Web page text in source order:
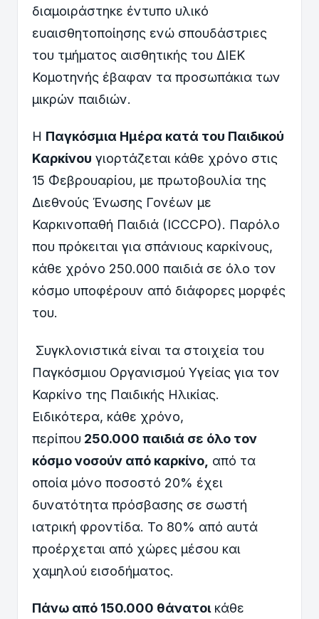
διαμοιράστηκε έντυπο υλικό
ευαισθητοποίησης ενώ σπουδάστριες
του τμήματος αισθητικής του ΔΙΕΚ
Κομοτηνής έβαφαν τα προσωπάκια των
μικρών παιδιών.
H Παγκόσμια Ημέρα κατά του Παιδικού
Καρκίνου γιορτάζεται κάθε χρόνο στις
15 Φεβρουαρίου, με πρωτοβουλία της
Διεθνούς Ένωσης Γονέων με
Καρκινοπαθή Παιδιά (ICCCPO). Παρόλο
που πρόκειται για σπάνιους καρκίνους,
κάθε χρόνο 250.000 παιδιά σε όλο τον
κόσμο υποφέρουν από διάφορες μορφές
του.
Συγκλονιστικά είναι τα στοιχεία του
Παγκόσμιου Οργανισμού Υγείας για τον
Καρκίνο της Παιδικής Ηλικίας.
Ειδικότερα, κάθε χρόνο,
περίπου 250.000 παιδιά σε όλο τον
κόσμο νοσούν από καρκίνο, από τα
οποία μόνο ποσοστό 20% έχει
δυνατότητα πρόσβασης σε σωστή
ιατρική φροντίδα. Το 80% από αυτά
προέρχεται από χώρες μέσου και
χαμηλού εισοδήματος.
Πάνω από 150.000 θάνατοικάθε